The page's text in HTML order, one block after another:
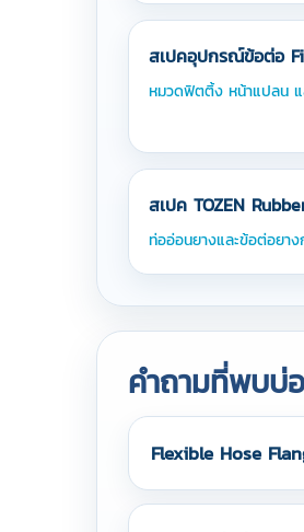
สเปคอุปกรณ์ข้อต่อ
หมวดฟิตติ้ง หน้าแปลน
สเปค TOZEN
ท่ออ่อนยางและข้อต่อยา
คำถามที่พบบ่
Flexible Hose